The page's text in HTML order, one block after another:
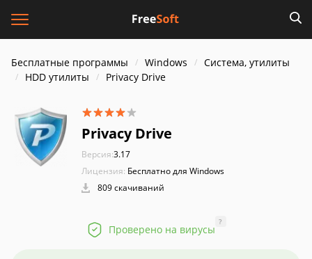
Бесплатные программы Windows
Система, утилиты
HDD утилиты
Privacy Drive
Privacy Drive
Версия:3.17
Лицензия: Бесплатно для Windows
809 скачиваний
Проверено на вирусы
?